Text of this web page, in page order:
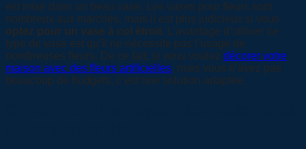
est mise dans un beau vase. Les vases pour fleurs sont
nombreux aux marchés, mais il est plus judicieux si vous
optez pour un vase à col étroit. L’avantage d’utiliser ce
type de vase est qu’il ne nécessite pas l’usage de
nombreuses fleurs. De ce fait, si vous voulez décorer votre
maison avec des fleurs artificielles, mais vous n’avez pas
beaucoup de budgets, c’est une solution adaptée.